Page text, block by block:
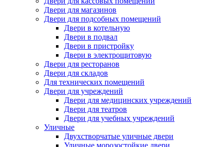
Двери для магазинов
Двери для подсобных помещений
Двери в котельную
Двери в подвал
Двери в пристройку
Двери в электрощитовую
Двери для ресторанов
Двери для складов
Для технических помещений
Двери для учреждений
Двери для медицинских учреждений
Двери для театров
Двери для учебных учреждений
Уличные
Двухстворчатые уличные двери
Уличные морозостойкие двери